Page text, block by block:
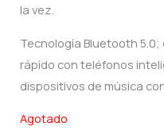
la vez.
Tecnología Bluetooth
rápido con teléfonos
dispositivos de música
Agotado